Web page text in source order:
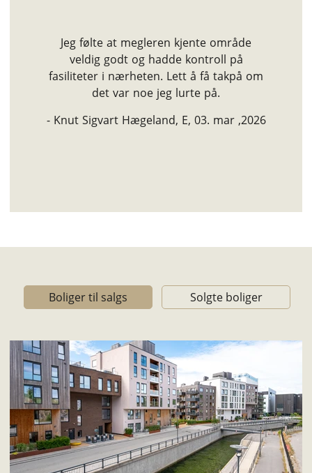
Jeg følte at megleren kjente område
veldig godt og hadde kontroll på
fasiliteter i nærheten. Lett å få takpå om
det var noe jeg lurte på.
- Knut Sigvart Hægeland, E, 03. mar ,2026
Boliger til salgs Solgte boliger